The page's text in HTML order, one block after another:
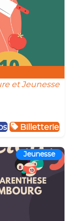
et Jeunesse
Billetterie
Jeunesse